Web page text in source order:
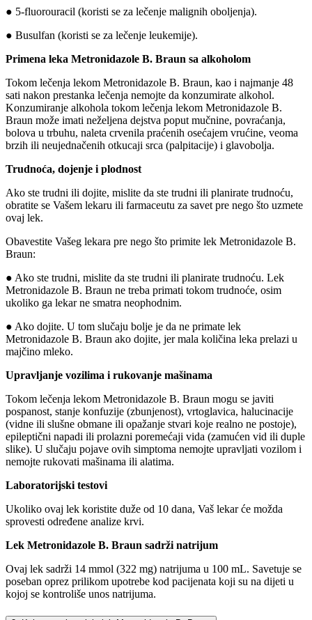
● 5-fluorouracil (koristi se za lečenje malignih oboljenja).
● Busulfan (koristi se za lečenje leukemije).
Primena leka Metronidazole B. Braun sa alkoholom
Tokom lečenja lekom Metronidazole B. Braun, kao i najmanje 48
sati nakon prestanka lečenja nemojte da konzumirate alkohol.
Konzumiranje alkohola tokom lečenja lekom Metronidazole B.
Braun može imati neželjena dejstva poput mučnine, povraćanja,
bolova u trbuhu, naleta crvenila praćenih osećajem vrućine, veoma
brzih ili neujednačenih otkucaji srca (palpitacije) i glavobolja.
Trudnoća, dojenje i plodnost
Ako ste trudni ili dojite, mislite da ste trudni ili planirate trudnoću,
obratite se Vašem lekaru ili farmaceutu za savet pre nego što uzmete
ovaj lek.
Obavestite Vašeg lekara pre nego što primite lek Metronidazole B.
Braun:
● Ako ste trudni, mislite da ste trudni ili planirate trudnoću. Lek
Metronidazole B. Braun ne treba primati tokom trudnoće, osim
ukoliko ga lekar ne smatra neophodnim.
● Ako dojite. U tom slučaju bolje je da ne primate lek
Metronidazole B. Braun ako dojite, jer mala količina leka prelazi u
majčino mleko.
Upravljanje vozilima i rukovanje mašinama
Tokom lečenja lekom Metronidazole B. Braun mogu se javiti
pospanost, stanje konfuzije (zbunjenost), vrtoglavica, halucinacije
(vidne ili slušne obmane ili opažanje stvari koje realno ne postoje),
epileptični napadi ili prolazni poremećaji vida (zamućen vid ili duple
slike). U slučaju pojave ovih simptoma nemojte upravljati vozilom i
nemojte rukovati mašinama ili alatima.
Laboratorijski testovi
Ukoliko ovaj lek koristite duže od 10 dana, Vaš lekar će možda
sprovesti određene analize krvi.
Lek Metronidazole B. Braun sadrži natrijum
Ovaj lek sadrži 14 mmol (322 mg) natrijuma u 100 mL. Savetuje se
poseban oprez prilikom upotrebe kod pacijenata koji su na dijeti u
kojoj se kontroliše unos natrijuma.